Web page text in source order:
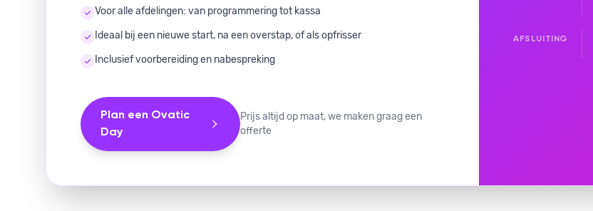
Voor alle afdelingen: van programmering tot kassa
Ideaal bij een nieuwe start, na een overstap, of als opfrisser
Inclusief voorbereiding en nabespreking
Plan een Ovatic
Day
Prijs altijd op maat, we maken graag een
offerte
AFSLUITING